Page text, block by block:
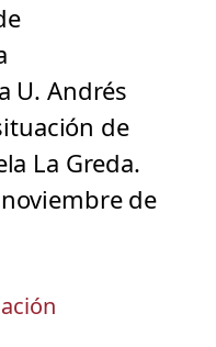
U. Andrés
de
La Greda.
de